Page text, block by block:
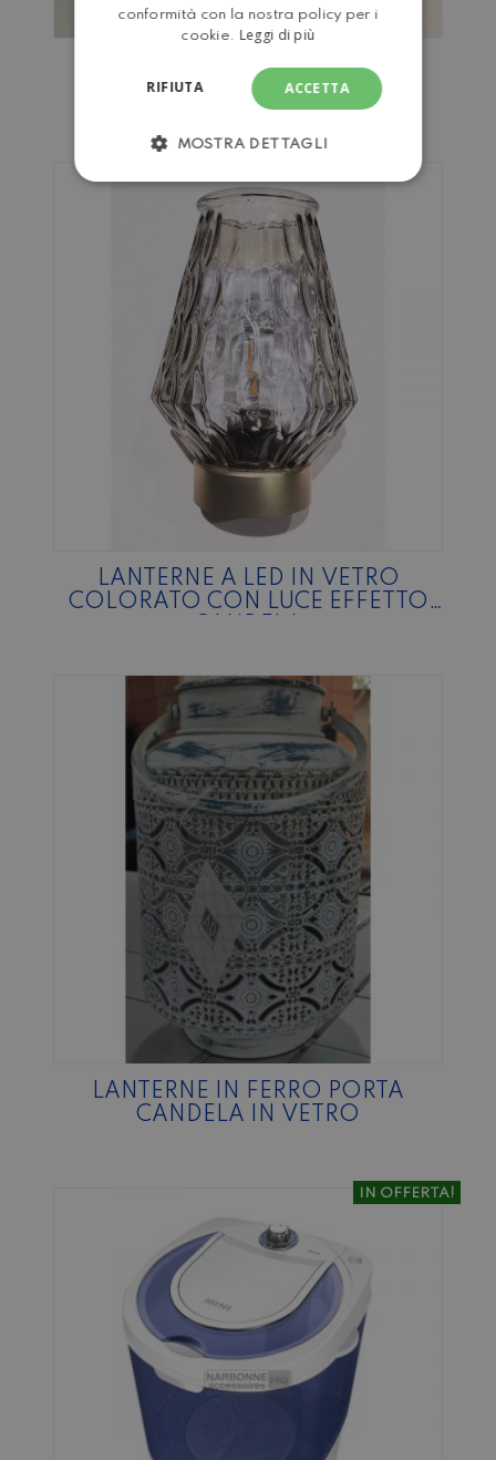
LANTERNE A LED IN VETRO
COLORATO
LANTERNE A LED IN VETRO
COLORATO CON LUCE EFFETTO
LANTERNE IN FERRO PORTA
CANDELA IN VETRO
IN OFFERTA!
conformità con la nostra policy per i
cookie. Leggi di più
ACCETTA
RIFIUTA
MOSTRA DETTAGLI